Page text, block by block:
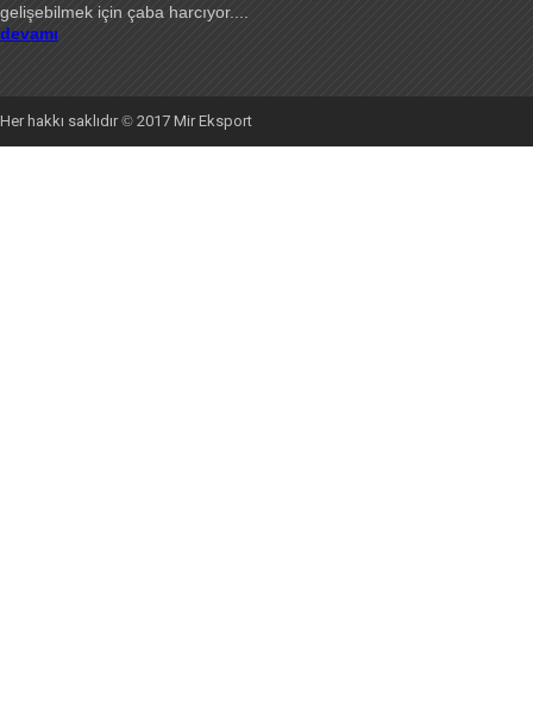
gelişebilmek için çaba harcıyor....
devamı
Her hakkı saklıdır© 2017 Mir Eksport